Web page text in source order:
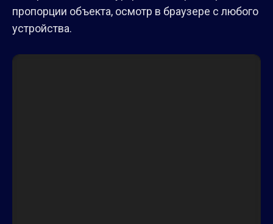
пропорции объекта, осмотр в браузере с любого
устройства.